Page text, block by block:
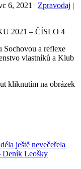
6, 2021 | Zpravodaj |
Sochovou a reflexe
vlastníků a Klub
kliknutím na obrázek
ještě nevečeřela
Deník Leošky